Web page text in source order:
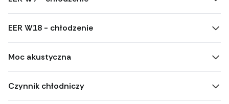
EER W18 - chłodzenie
Moc akustyczna
Czynnik chłodniczy